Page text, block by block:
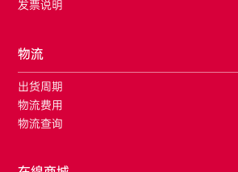
发票说明
物流
出货周期
物流费用
物流查询